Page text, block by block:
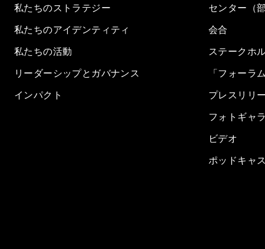
私たちのストラテジー
私たちのアイデンティティ
私たちの活動
リーダーシップとガバナンス
インパクト
センター（部
会合
ステークホ
「フォーラ
プレスリリ
フォトギャ
ビデオ
ポッドキャ